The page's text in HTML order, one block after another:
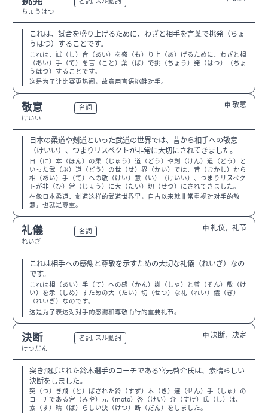
ちょうはつ
これは、試合を盛り上げるために、わざと相手を言葉で挑発（ちょ
うはつ）することです。
これは、試（し）合（あい）を盛（も）り上（あ）げるために、わざと相
（あい）手（て）を言（こと）葉（ば）で挑（ちょう）発（はつ）（ちょ
うはつ）することです。
这是为了让比赛更热闹，故意用言语挑衅对手。
敬意
けいい
名詞 中 敬意
日本の柔道や剣道といった武道の世界では、昔から相手への敬意
（けいい）、つまりリスペクトが非常に大切にされてきました。
日（に）本（ほん）の柔（じゅう）道（どう）や剣（けん）道（どう）と
いった武（ぶ）道（どう）の世（せ）界（かい）では、昔（むかし）から
相（あい）手（て）への敬（けい）意（い）（けいい）、つまりリスペク
トが非（ひ）常（じょう）に大（たい）切（せつ）にされてきました。
在像日本柔道、剑道这样的武道世界里，自古以来就非常重视对对手的敬
意，也就是尊重。
礼儀
れいぎ
名詞 中 礼仪，礼节
これは相手への感謝と尊敬を示すための大切な礼儀（れいぎ）なの
です。
これは相（あい）手（て）への感（かん）謝（しゃ）と尊（そん）敬（け
い）を示（しめ）すための大（たい）切（せつ）な礼（れい）儀（ぎ）
（れいぎ）なのです。
这是为了表达对对手的感谢和尊敬而行的重要礼节。
決断
けつだん
名詞, スル動詞 中 决断，决定
突き飛ばされた鈴木選手のコーチである宮元啓介氏は、素晴らしい
決断をしました。
突（つ）き飛（と）ばされた鈴（すず）木（き）選（せん）手（しゅ）の
コーチである宮（みや）元（moto）啓（けい）介（すけ）氏（し）は、
素（す）晴（ば）らしい決（けつ）断（だん）をしました。